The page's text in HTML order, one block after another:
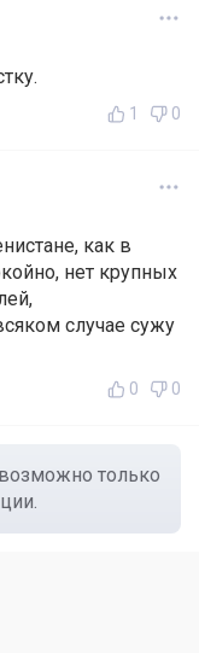
1 0
как в
нет крупных
случае сужу
0 0
только